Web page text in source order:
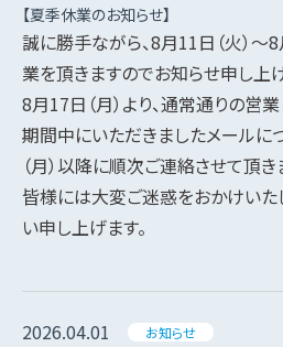
【夏季休業のお知らせ】
誠に勝手ながら、8月11日（火）～8
業を頂きますのでお知らせ申し上
8月17日（月）より、通常通りの営
期間中にいただきましたメールに
（月）以降に順次ご連絡させて頂き
皆様には大変ご迷惑をおかけいた
い申し上げます。
2026.04.01 お知らせ